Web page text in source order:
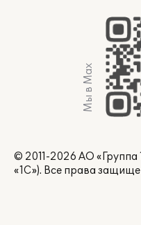
Мы в Max
© 2011-2026 АО
«1С»). Все права